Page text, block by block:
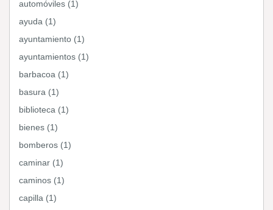
automóviles (1)
ayuda (1)
ayuntamiento (1)
ayuntamientos (1)
barbacoa (1)
basura (1)
biblioteca (1)
bienes (1)
bomberos (1)
caminar (1)
caminos (1)
capilla (1)